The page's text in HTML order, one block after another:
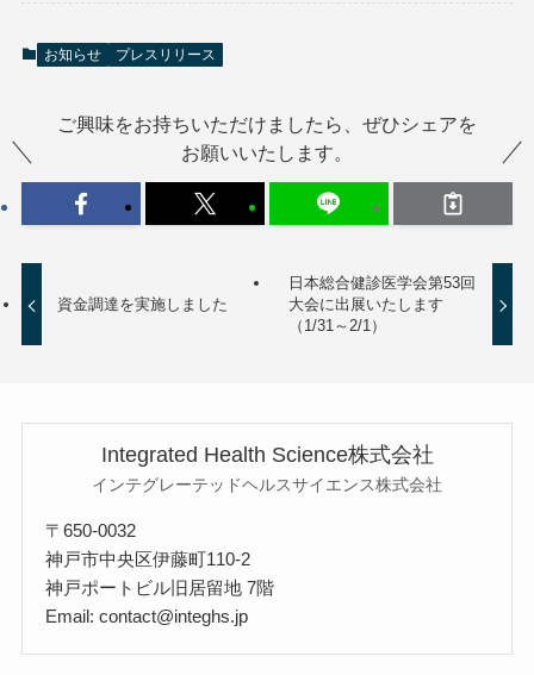
お知らせ プレスリリース
ご興味をお持ちいただけましたら、ぜひシェアを
お願いいたします。
資金調達を実施しました
日本総合健診医学会第53回
大会に出展いたします
（1/31～2/1）
Integrated Health Science株式会社
インテグレーテッドヘルスサイエンス株式会社
〒650-0032
神戸市中央区伊藤町110-2
神戸ポートビル旧居留地 7階
Email: contact@integhs.jp